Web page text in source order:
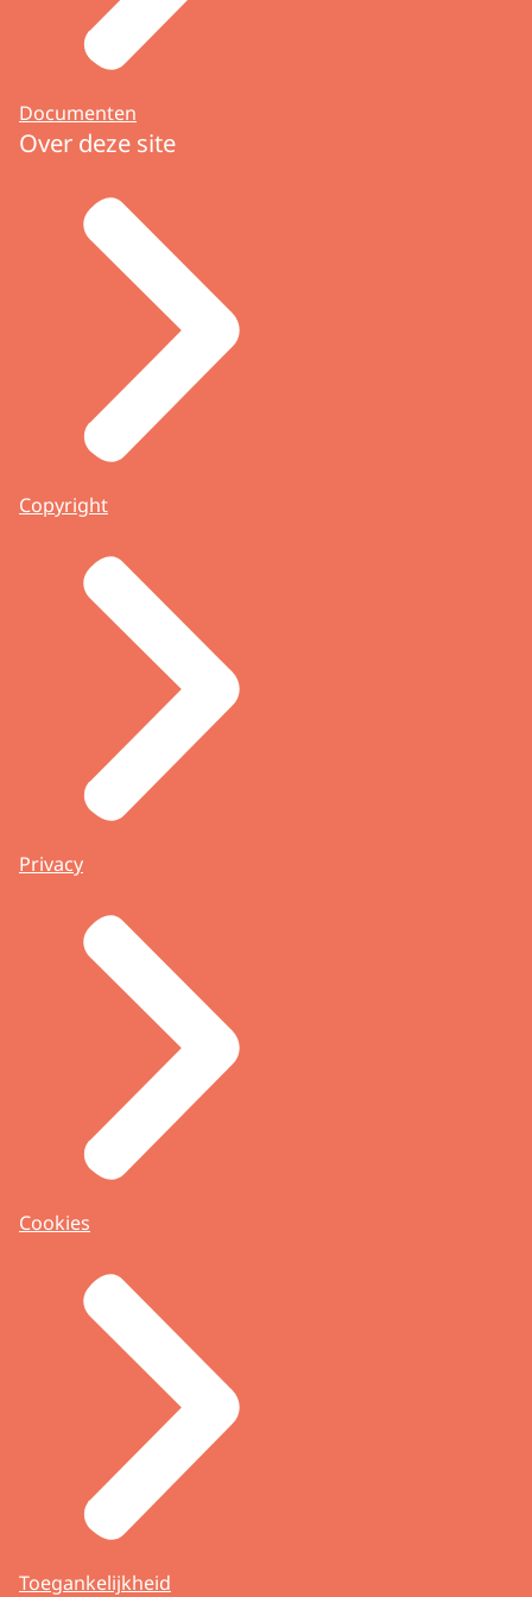
Een eigenaar van een bijzonder voorwerp of
verzameling kan ook zelf een voorstel tot
aanwijzing of afvoering van een beschermd
cultuurgoed of verzameling indienen. De
commissie geeft advies aan de minister van
vindt u op de pagina
Ook kan de commissie uit zichzelf een advies
geven aan de minister over de
beschermwaardigheid van cultuurgoederen en
verzamelingen van particulieren.
recuperatiebeleid
Documenten
Over deze site
Copyright
Privacy
Cookies
Toegankelijkheid